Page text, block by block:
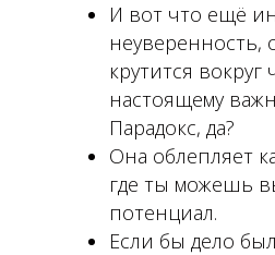
И вот что ещё
неуверенность,
крутится вокруг
настоящему
Парадокс, да?
Она облепляет
где ты можешь
потенциал.
Если бы дело